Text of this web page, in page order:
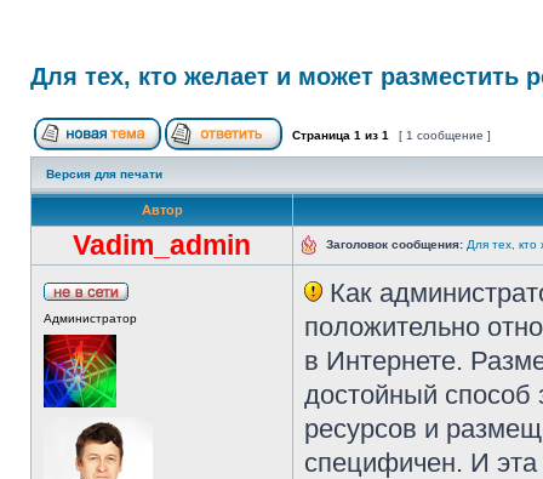
Для тех, кто желает и может разместить
Страница 1 из 1 [ 1 сообщение ]
Версия для печати
Автор
Vadim_admin Заголовок сообщения: Для тех,
Администратор
Как
положительно
в Интернете.
достойный способ
ресурсов и
специфичен. И